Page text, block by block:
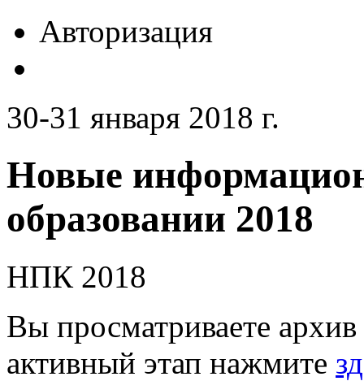
Авторизация
30-31 января 2018 г.
Новые
образовании 2018
НПК 2018
Вы просматриваете
активный этап нажмите